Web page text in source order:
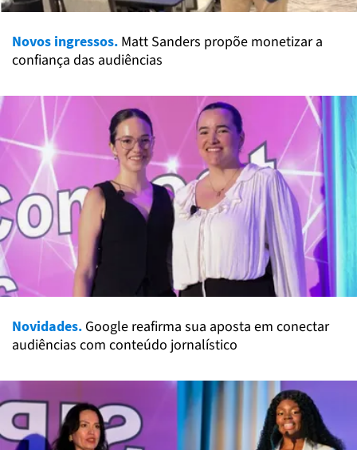
Novos ingressos. Matt Sanders propõe monetizar a
confiança das audiências
Novidades. Google reafirma sua aposta em conectar
audiências com conteúdo jornalístico